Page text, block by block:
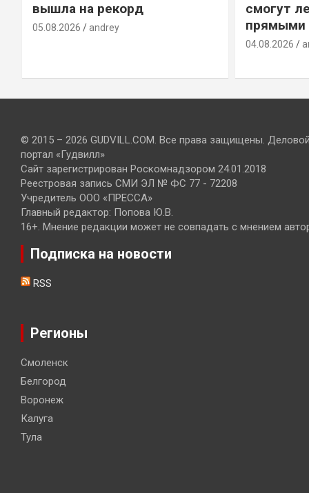
вышла на рекорд
05.08.2026 andrey
смогут
прямыми
04.08.2026
© 2015 – 2026 GUDVILL.COM. Все права защищены.
портал «Гудвилл»
Сайт зарегистрирован Роскомнадзором 24.01.2018
Реестровая запись СМИ ЭЛ № ФС 77 - 72208
Учредитель ООО «ПРЕССА»
Главный редактор: Попова Ю.В.
16+. Мнение редакции может не совпадать с мнением
Подписка на новости
RSS
Регионы
Смоленск
Белгород
Воронеж
Калуга
Тула